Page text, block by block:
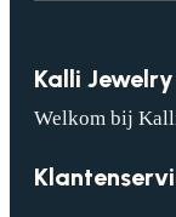
Kalli
Welkom bij